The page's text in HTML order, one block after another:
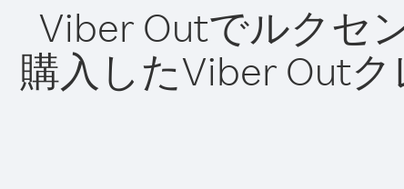
Viber Outでルクセ
購入したViber Out